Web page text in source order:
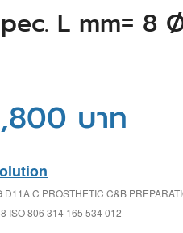
L mm= 8
บาท
D11A C PROSTHETIC C&B
ISO 806 314 165 534 012